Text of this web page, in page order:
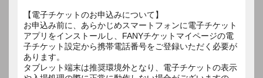
【電子チケットのお申込みについて】
お申込み前に、あらかじめスマートフォンに電子チケット
アプリをインストールし、FANYチケットマイページの電
子チケット設定から携帯電話番号をご登録いただく必要が
あります。
タブレット端末は推奨環境外となり、電子チケットの表示